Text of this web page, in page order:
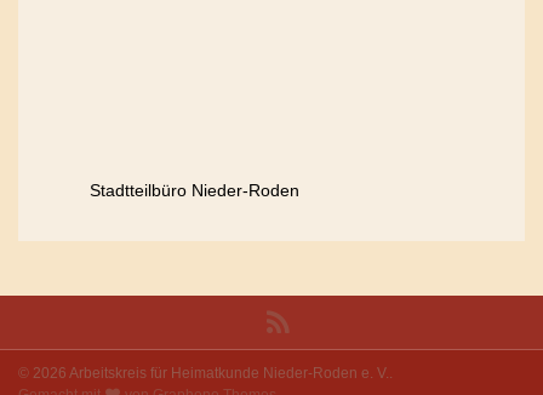
Stadtteilbüro Nieder-Roden
© 2026 Arbeitskreis für Heimatkunde Nieder-Roden e. V..